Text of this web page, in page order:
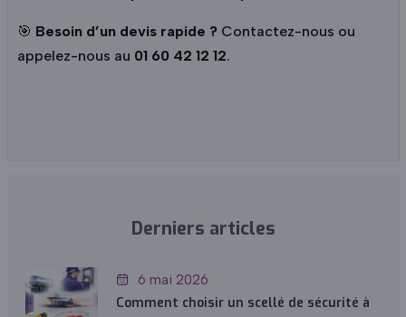
🎯 Besoin d’un devis rapide ? Contactez-nous ou
appelez-nous au 01 60 42 12 12.
Derniers articles
6 mai 2026
Comment choisir un scellé de sécurité à